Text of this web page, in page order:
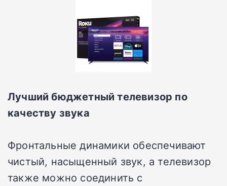
Лучший бюджетный телевизор по
качеству звука
Фронтальные динамики обеспечивают
чистый, насыщенный звук, а телевизор
также можно соединить с